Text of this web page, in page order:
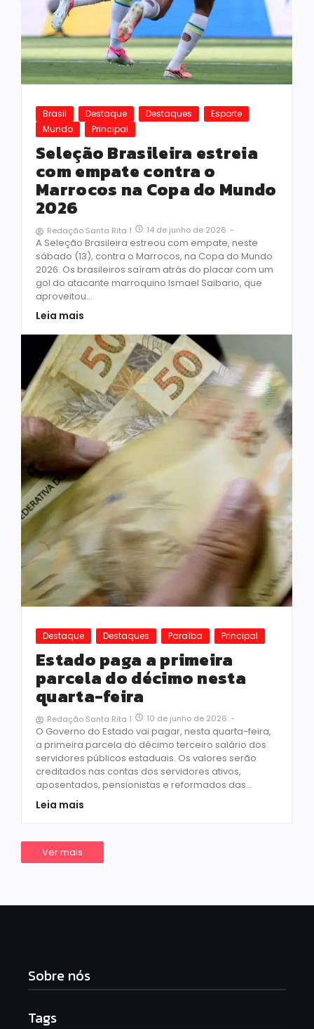
Brasil Destaque Destaques
Esporte
Mundo
Principal
Seleção Brasileira estreia
com empate contra o
Marrocos na Copa do Mundo
2026
Redação Santa Rita 1 14 de junho de 2026 -
A Seleção Brasileira estreou com empate, neste
sábado (13), contra o Marrocos, na Copa do Mundo
2026. Os brasileiros saíram atrás do placar com um
gol do atacante marroquino Ismael Saibario, que
aproveitou...
Leia mais
Destaque Destaques Paraíba Principal
Estado paga a primeira
parcela do décimo nesta
quarta-feira
Redação Santa Rita 1 10 de junho de 2026 -
O Governo do Estado vai pagar, nesta quarta-feira,
a primeira parcela do décimo terceiro salário dos
servidores públicos estaduais. Os valores serão
creditados nas contas dos servidores ativos,
aposentados, pensionistas e reformados das...
Leia mais
Ver mais
Sobre nós
Tags